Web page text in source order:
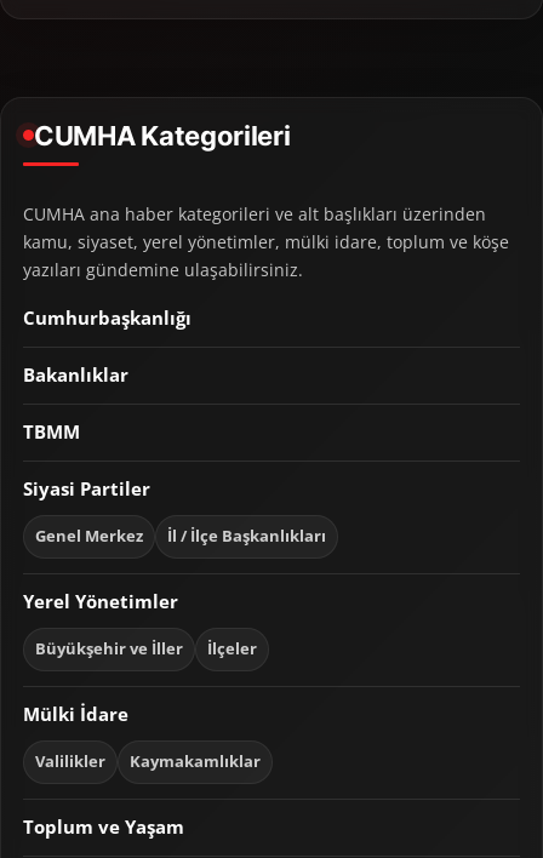
CUMHA Kategorileri
CUMHA ana haber kategorileri ve alt başlıkları üzerinden
kamu, siyaset, yerel yönetimler, mülki idare, toplum ve köşe
yazıları gündemine ulaşabilirsiniz.
Cumhurbaşkanlığı
Bakanlıklar
TBMM
Siyasi Partiler
Genel Merkez İl / İlçe Başkanlıkları
Yerel Yönetimler
Büyükşehir ve İller İlçeler
Mülki İdare
Valilikler Kaymakamlıklar
Toplum ve Yaşam